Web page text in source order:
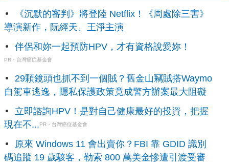
《沉默的審判》將登陸 Netflix！《周處除三害》
導演新作，阮經天、王淨主演
伴侶和妳一起預防HPV，才有資格說愛妳！
PR・台灣癌症基金會
29顆鏡頭也抓不到一個賊？舊金山竊賊搭Waymo
自駕車逃逸，隱私保護政策竟成警方辦案最大阻礙
立即諮詢HPV！是對自己健康最好的投資，把握
現在不...PR・台灣癌症基金會
原來 Windows 11 會出賣你？FBI 靠 GDID 識別
碼追蹤 19 歲駭客，勒索 800 萬美金慘遭引渡受審